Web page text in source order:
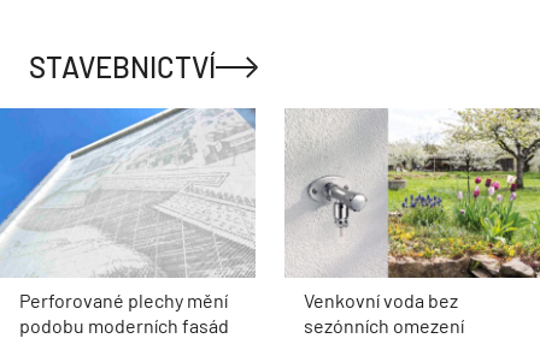
STAVEBNICTVÍ
Perforované plechy mění
podobu moderních fasád
Venkovní voda bez
sezónních omezení